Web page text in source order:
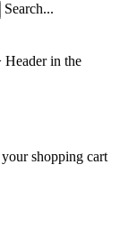
Search...
Header in the
shopping cart